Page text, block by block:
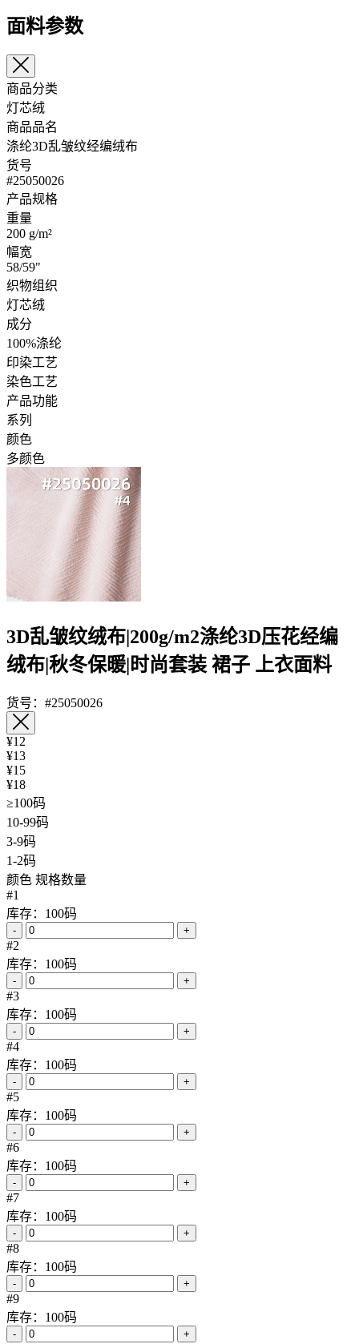
面料参数
商品分类
灯芯绒
商品品名
涤纶3D乱皱纹经编绒布
货号
#25050026
产品规格
重量
200 g/m²
幅宽
58/59"
织物组织
灯芯绒
成分
100%涤纶
印染工艺
染色工艺
产品功能
系列
颜色
多颜色
3D乱皱纹绒布|200g/m2涤纶3D压花经编
绒布|秋冬保暖|时尚套装 裙子 上衣面料
货号：#25050026
¥12
¥13
¥15
¥18
≥100码
10-99码
3-9码
1-2码
颜色 规格数量
#1
库存：100码
- +
#2
库存：100码
- +
#3
库存：100码
- +
#4
库存：100码
- +
#5
库存：100码
- +
#6
库存：100码
- +
#7
库存：100码
- +
#8
库存：100码
- +
#9
库存：100码
- +